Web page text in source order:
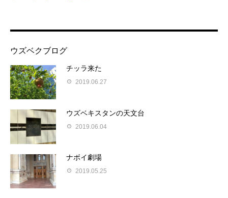
ウズベクブログ
チッラ来た
2019.06.27
ウズベキスタンの天文台
2019.06.04
ナボイ劇場
2019.05.25